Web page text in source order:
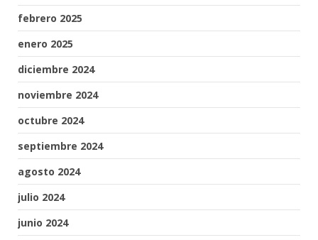
febrero 2025
enero 2025
diciembre 2024
noviembre 2024
octubre 2024
septiembre 2024
agosto 2024
julio 2024
junio 2024